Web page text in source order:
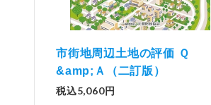
解説とQ&amp;Aでわかる 電
帳簿等保存制度の実務（改訂
版）